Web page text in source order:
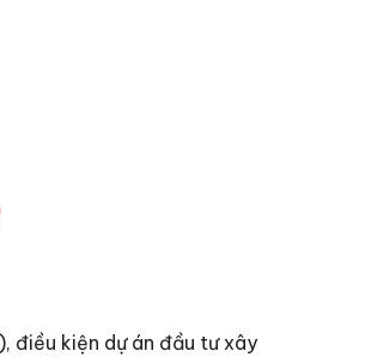
điều kiện dự án đầu tư xây